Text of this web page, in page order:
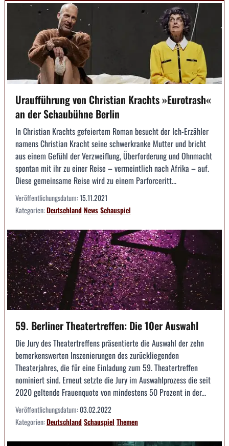
Uraufführung von Christian Krachts »Eurotrash«
an der Schaubühne Berlin
In Christian Krachts gefeiertem Roman besucht der Ich-Erzähler
namens Christian Kracht seine schwerkranke Mutter und bricht
aus einem Gefühl der Verzweiflung, Überforderung und Ohnmacht
spontan mit ihr zu einer Reise – vermeintlich nach Afrika – auf.
Diese gemeinsame Reise wird zu einem Parforceritt...
Veröffentlichungsdatum:15.11.2021
Kategorien:DeutschlandNewsSchauspiel
59. Berliner Theatertreffen: Die 10er Auswahl
­Die Jury des Theatertreffens präsentierte die Auswahl der zehn
bemerkenswerten Inszenierungen des zurückliegenden
Theaterjahres, die für eine Einladung zum 59. Theatertreffen
nominiert sind. Erneut setzte die Jury im Auswahlprozess die seit
2020 geltende Frauenquote von mindestens 50 Prozent in der...
Veröffentlichungsdatum:03.02.2022
Kategorien:DeutschlandSchauspiel Themen